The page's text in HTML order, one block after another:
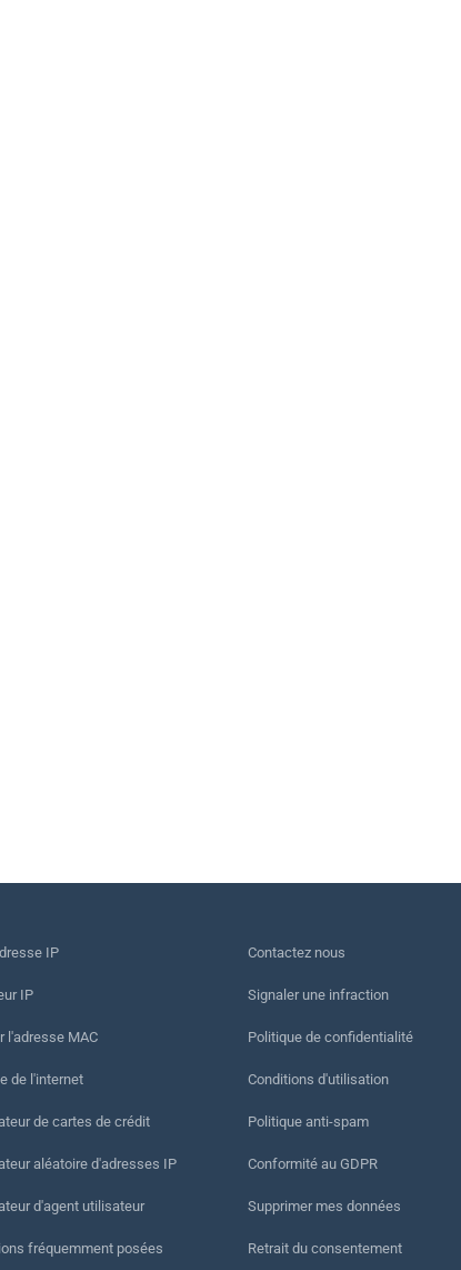
IP
IP
l'adresse MAC
de l'internet
de cartes de crédit
aléatoire d'adresses IP
d'agent utilisateur
fréquemment posées
Contactez nous
Signaler une infraction
Politique de confidentialité
Conditions d'utilisation
Politique anti-spam
Conformité au GDPR
Supprimer mes données
Retrait du consentement